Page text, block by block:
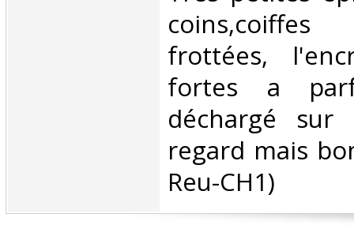
frottées,
fortes a
déchargé
regard mais
Reu-CH1) ‎